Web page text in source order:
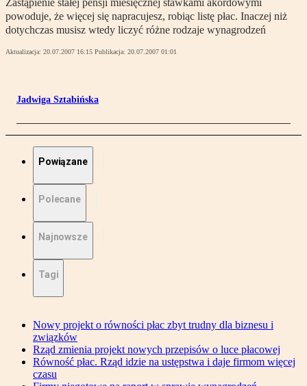
Zastąpienie stałej pensji miesięcznej stawkami akordowymi
powoduje, że więcej się napracujesz, robiąc listę płac. Inaczej niż
dotychczas musisz wtedy liczyć różne rodzaje wynagrodzeń
Aktualizacja: 20.07.2007 16:15 Publikacja: 20.07.2007 01:01
Jadwiga Sztabińska
Powiązane
Polecane
Najnowsze
Tagi
Nowy projekt o równości płac zbyt trudny dla biznesu i
związków
Rząd zmienia projekt nowych przepisów o luce płacowej
Równość płac. Rząd idzie na ustępstwa i daje firmom więcej
czasu